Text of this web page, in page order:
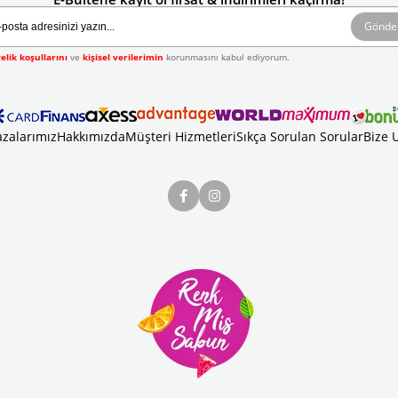
koşullarını ve kişisel verilerimin korunmasını kabul ediyorum.
HakkımızdaMüşteri HizmetleriSıkça Sorulan SorularBize